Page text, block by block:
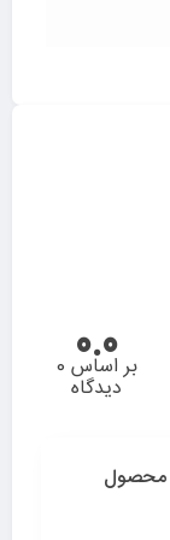
0.0 بر اساس 0
دیدگاه
محصول